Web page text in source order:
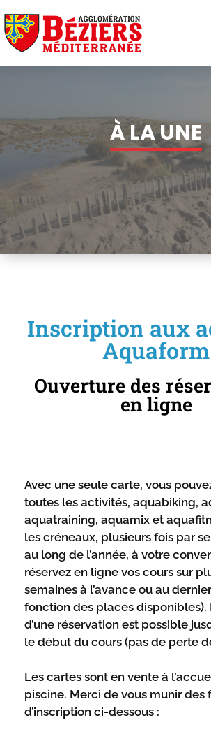
À LA UNE
Accueil-À LA
Inscription aux
Aquaform
Ouverture des
en ligne
Avec une seule carte, vous
toutes les activités, aquabiking,
aquatraining, aquamix et
les créneaux, plusieurs fois par
au long de l’année, à votre
réservez en ligne vos cours sur
semaines à l’avance ou au
fonction des places disponibles).
d’une réservation est possible
le début du cours (pas de perte
Les cartes sont en vente à
piscine. Merci de vous munir des
d’inscription ci-dessous :